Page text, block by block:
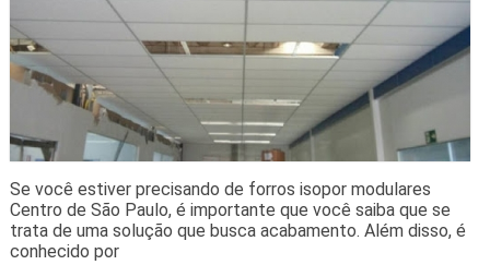
Se você estiver precisando de forros isopor modulares
Centro de São Paulo, é importante que você saiba que se
trata de uma solução que busca acabamento. Além disso, é
conhecido por